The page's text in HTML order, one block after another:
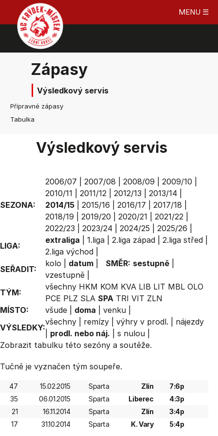
MENU ☰
Zápasy
Výsledkový servis
Přípravné zápasy
Tabulka
Výsledkový servis
SEZONA:
2006/07 2007/08 2008/09 2009/10
2010/11
2011/12 2012/13 2013/14
2014/15
2015/16 2016/17 2017/18
2018/19
2019/20 2020/21 2021/22
2022/23
2023/24 2024/25 2025/26
LIGA:
extraliga 1.liga 2.liga západ 2.liga střed
2.liga východ
SEŘADIT:
kolo datum SMĚR: sestupně
vzestupně
TÝM:
všechny HKM KOM KVA LIB LIT MBL OLO
PCE PLZ SLA SPA TRI VIT ZLN
MÍSTO:
všude doma venku
VÝSLEDKY:
všechny remízy výhry v prodl.
nájezdy
prodl. nebo náj. s nulou
Zobrazit tabulku této sezóny a soutěže.
Tučně je vyznačen tým soupeře.
47 15.02.2015 Sparta Zlín
7:6p
35
06.01.2015 Sparta Liberec
4:3p
21
16.11.2014 Sparta Zlín
3:4p
17
31.10.2014 Sparta K. Vary 5:4p